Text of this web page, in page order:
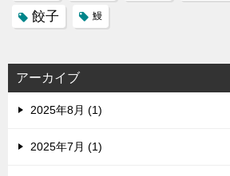
餃子 鰻
アーカイブ
2025年8月 (1)
2025年7月 (1)